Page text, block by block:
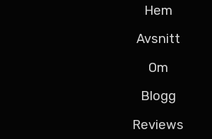
Hem
Avsnitt
Om
Blogg
Reviews